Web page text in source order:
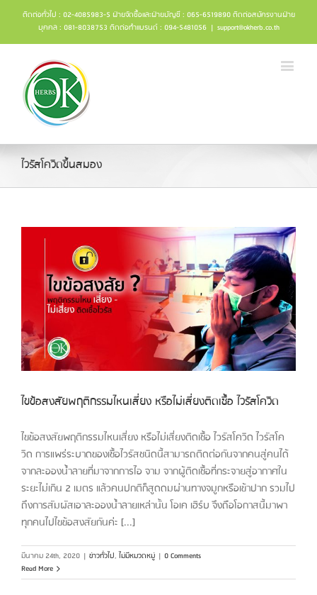
ติดต่อทั่วไป : 02-4085983-5 ฝ่ายจัดซื้อและฝ่ายบัญชี : 065-6519890 ติดต่อสมัครงานฝ่าย
บุคคล : 081-8038753 ติดต่อทำแบรนด์ : 094-5481056 | support@okherb.co.th
ไวรัสโควิดขึ้นสมอง
ไขข้อสงสัยพฤติกรรมไหนเสี่ยง หรือไม่เสี่ยงติดเชื้อ ไวรัสโควิด
ไขข้อสงสัยพฤติกรรมไหนเสี่ยง หรือไม่เสี่ยงติดเชื้อ ไวรัสโควิด ไวรัสโค
วิด การแพร่ระบาดของเชื้อไวรัสชนิดนี้สามารถติดต่อกันจากคนสู่คนได้
จากละอองน้ำลายที่มาจากการไอ จาม จากผู้ติดเชื้อที่กระจายสู่อากาศใน
ระยะไม่เกิน 2 เมตร แล้วคนปกติก็สูดดมผ่านทางจมูกหรือเข้าปาก รวมไป
ถึงการสัมผัสเอาละอองน้ำลายเหล่านั้น โอเค เฮิร์บ จึงถือโอกาสนี้มาพา
ทุกคนไปไขข้อสงสัยกันค่ะ [...]
มีนาคม 24th, 2020 | ข่าวทั่วไป,ไม่มีหมวดหมู่ | 0 Comments
Read More